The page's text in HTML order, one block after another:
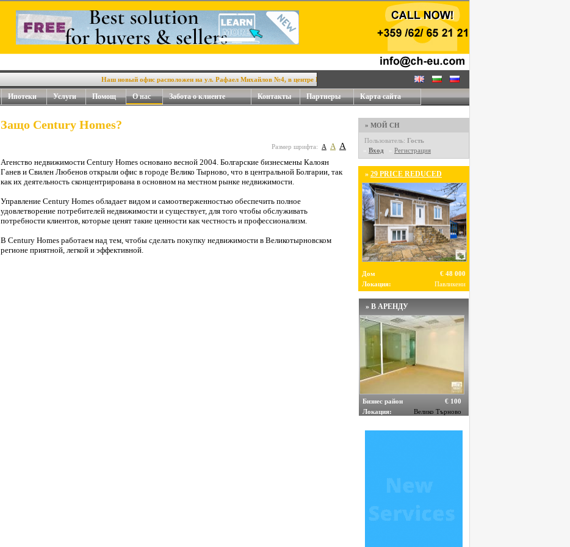
Наш новый офис расположен на ул. Рафаел Михайлов №4, в центре Велико Тырново!
Ипотеки Услуги Помощ О нас Забота о клиенте Контакты Партнеры Карта сайта
Защо Century Homes?
Размер шрифта: A A A
Агенство недвижимости Century Homes основано весной 2004. Болгарские бизнесмены Калоян
Ганев и Свилен Любенов открыли офис в городе Велико Тырново, что в центральной Болгарии, так
как их деятельность сконцентрирована в основном на местном рынке недвижимости.
Управление Century Homes обладает видом и самоотверженностью обеспечить полное
удовлетворение потребителей недвижимости и существует, для того чтобы обслуживать
потребности клиентов, которые ценят такие ценности как честность и профессионализм.
В Century Homes работаем над тем, чтобы сделать покупку недвижимости в Великотырновском
регионе приятной, легкой и эффективной.
» МОЙ CH
Пользователь: Гость
Вход Регистрация
» 29 PRICE REDUCED
Дом
€ 48 000
Локация:
Павликени
» В АРЕНДУ
Бизнес район
€ 100
Локация:
Велико Търново